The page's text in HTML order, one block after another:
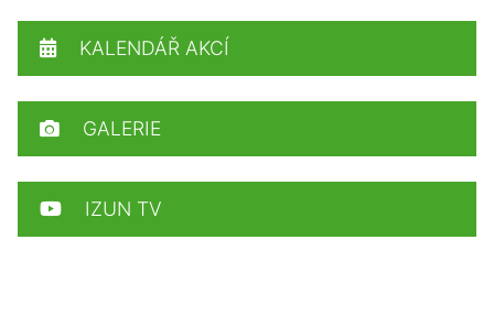
KALENDÁŘ AKCÍ
GALERIE
IZUN TV